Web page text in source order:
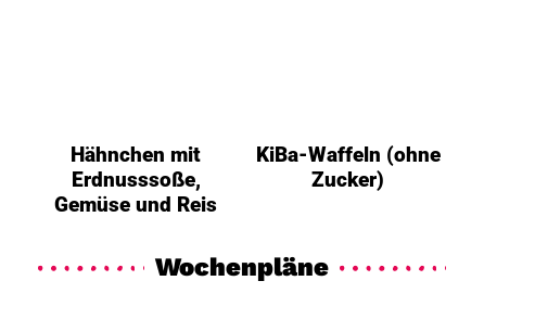
Hähnchen mit
Erdnusssoße,
Gemüse und Reis
KiBa-Waffeln (ohne
Zucker)
Wochenpläne